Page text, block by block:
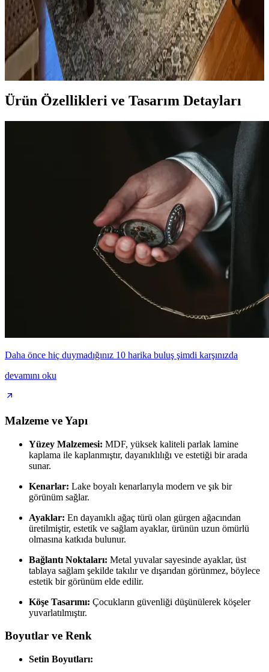
Yatak Odası Düzeni ve Dekorasyonunda Doğru
Yerleşim ve Tasarım İpuçları
Yatak odasında doğru mobilya yerleşimi, renk uyumu, aydınlatma
ve kişisel dokunuşlarla mekanın fonksiyonelliği ve estetiği artırılır.
Bu ipuçlarıyla odanız daha dengeli ve sıcak bir hale gelir.
Ürün Özellikleri ve Tasarım Detayları
Daha önce hiç duymadığınız 10 harika buluş şimdi karşınızda
devamını oku
Malzeme ve Yapı
Yüzey Malzemesi: MDF, yüksek kaliteli parlak lamine
kaplama ile kaplanmıştır, dayanıklılığı ve estetiği bir arada
sunar.
Kenarlar: Lake boyalı kenarlarıyla modern ve şık bir
görünüm sağlar.
Ayaklar: En dayanıklı ağaç türü olan gürgen ağacından
üretilmiştir, estetik ve sağlam ayaklar, ürünün uzun ömürlü
olmasına katkıda bulunur.
Bağlantı Noktaları: Metal yuvalar sayesinde ayaklar, üst
tablaya sağlam şekilde takılır ve dışarıdan görünmez, böylece
estetik bir görünüm elde edilir.
Köşe Tasarımı: Çocukların güvenliği düşünülerek köşeler
yuvarlatılmıştır.
Boyutlar ve Renk
Setin Boyutları: